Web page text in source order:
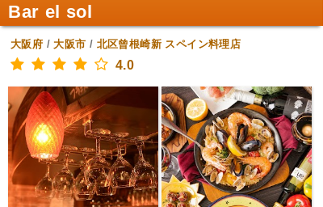
Bar el sol
大阪府 /大阪市 / 北区曾根崎新 スペイン料理店
4.0